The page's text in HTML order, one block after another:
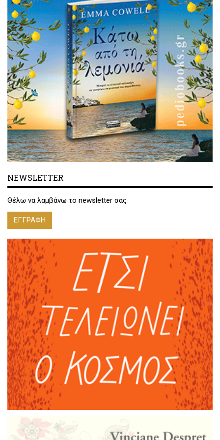
NEWSLETTER
Θέλω να λαμβάνω το newsletter σας
ΕΓΓΡΑΦΗ